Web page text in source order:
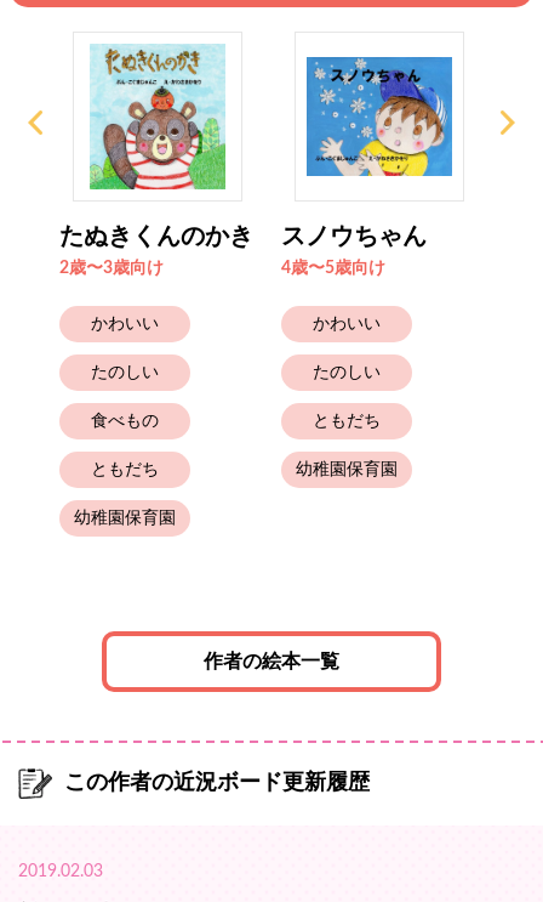
たぬきくんのかき
2歳〜3歳向け
かわいい
たのしい
食べもの
ともだち
幼稚園保育園
スノウちゃん
4歳〜5歳向け
かわいい
たのしい
ともだち
幼稚園保育園
作者の絵本一覧
この作者の近況ボード更新履歴
2019.02.03